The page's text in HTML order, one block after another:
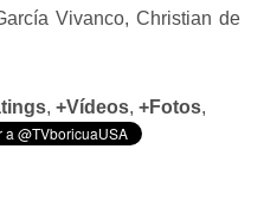
Vivanco, Christian de
, +Vídeos, +Fotos,